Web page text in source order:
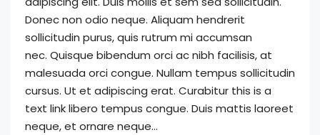
Donec non odio neque. Aliquam hendrerit
sollicitudin purus, quis rutrum mi accumsan
nec. Quisque bibendum orci ac nibh facilisis, at
malesuada orci congue. Nullam tempus sollicitudin
cursus. Ut et adipiscing erat. Curabitur this is a
text link libero tempus congue. Duis mattis laoreet
neque, et ornare neque...